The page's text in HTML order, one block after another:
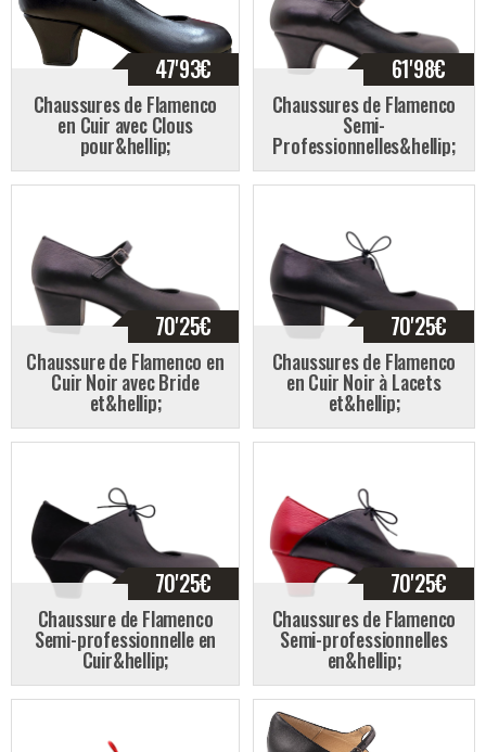
47'93€
Chaussures de Flamenco
en Cuir avec Clous
pour&hellip;
61'98€
Chaussures de Flamenco
Semi-
Professionnelles&hellip;
70'25€
Chaussure de Flamenco en
Cuir Noir avec Bride
et&hellip;
70'25€
Chaussures de Flamenco
en Cuir Noir à Lacets
et&hellip;
70'25€
Chaussure de Flamenco
Semi-professionnelle en
Cuir&hellip;
70'25€
Chaussures de Flamenco
Semi-professionnelles
en&hellip;